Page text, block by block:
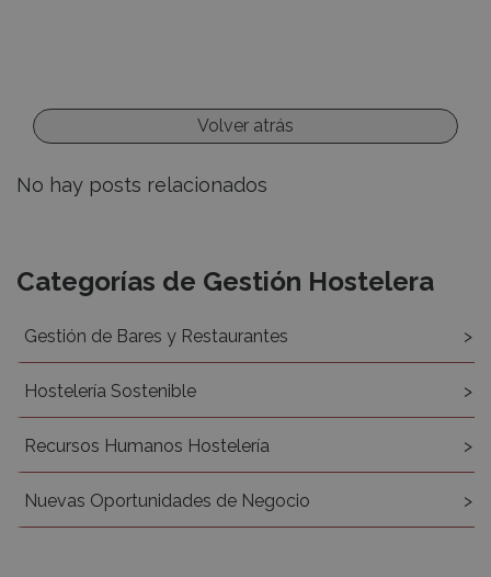
Volver atrás
No hay posts relacionados
Recursos
Categorías de Gestión Hostelera
Gestión de Bares y Restaurantes
Hostelería Sostenible
Recursos Humanos Hostelería
Nuevas Oportunidades de Negocio